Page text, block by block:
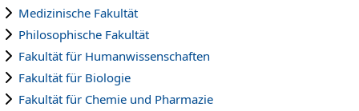
Medizinische Fakultät
Philosophische Fakultät
Fakultät für Humanwissenschaften
Fakultät für Biologie
Fakultät für Chemie und Pharmazie